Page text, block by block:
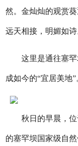
然。金灿灿的观赏
远天相接，明媚如诗
这里是通往塞罕
成如今的“宜居美地”
秋日的早晨，位
的塞罕坝国家级自